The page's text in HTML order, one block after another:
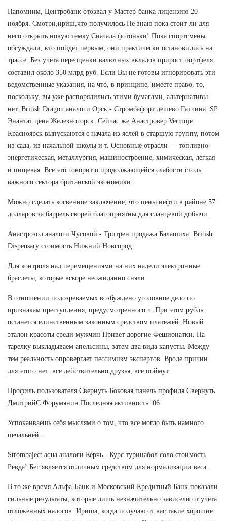
Напомним, Центробанк отозвал у Мастер-банка лицензию 20
ноября. Смотри,ириш,что получилось Не знаю пока стоит ли для
него открыть новую темку Сначала фотоньки! Пока спортсмены
обсуждали, кто пойдет первым, они практически остановились на
трассе. Без учета переоценки валютных вкладов прирост портфеля
составил около 350 млрд руб. Если Вы не готовы игнорировать эти
ведомственные указания, на что, в принципе, имеете право, то,
поскольку, вы уже распорядились этими бумагами, альтернативы
нет. British Dragon аналоги Орск - Стромбафорт дешево Гатчина: SP
Энантат цена Железногорск. Сейчас же Анастровер Vermoje
Красноярск выпускаются с начала из яслей в старшую группу, потом
из сада, из начальной школы и т. Основные отрасли — топливно-
энергетическая, металлургия, машиностроение, химическая, легкая
и пищевая. Все это говорит о продолжающейся слабости столь
важного сектора британской экономики.
Можно сделать косвенное заключение, что цены нефти в районе 57
долларов за баррель скорей благоприятны для сланцевой добычи.
Анастрозол аналоги Чусовой - Тритрен продажа Балашиха: British
Dispensary стоимость Нижний Новгород.
Для контроля над перемещениями на них надели электронные
браслеты, которые вскоре неожиданно сняли.
В отношении подозреваемых возбуждено уголовное дело по
признакам преступления, предусмотренного ч. При этом рубль
останется единственным законным средством платежей. Новый
эталон красоты среди мужчин Привет дорогие Фешионатки. На
тарелку выкладываем апельсины, затем два вида капусты. Между
тем реальность опровергает пессимизм экспертов. Вроде причин
для этого нет: все действительно друзья, все поймут.
Профиль пользователя Свернуть Боковая панель профиля Свернуть
ДмитрийС Форумянин Последняя активность: 06.
Успокаиваешь себя мыслями о том, что все могло быть намного
печальней...
Strombaject aqua аналоги Керчь - Курс туринабол соло стоимость
Ревда! Бег является отличным средством для нормализации веса.
В то же время Альфа-Банк и Московский Кредитный Банк показали
сильные результаты, которые лишь незначительно зависели от учета
отложенных налогов. Ириша, когда получаю от вас такие хорошие